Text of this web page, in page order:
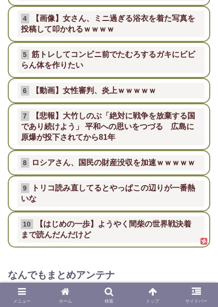
4
【画像】女さん、ミニ過ぎる浴衣を着た写真を
投稿して叩かれるｗｗｗｗ
5
筋トレしてコンビニ前でたむろするガキにビビ
らん体を作りたい
6 【動画】女性審判、炎上ｗｗｗｗｗ
7
【悲報】大竹しのぶ「絶対に戦争を放棄する国
であり続けよう」 平和への思いをつづる 広島に
原爆が投下されてから81年
8 ロシアさん、国民の財産没収を加速ｗｗｗｗｗ
9
トリコ読み直してるとやっぱこの辺りが一番熱
いな
10
【はじめの一歩】ようやく間柴の世界戦決着
まで読んだんだけど
なんでもまとめアンテナ
1
【悲報】広島広陵高校野球部の暴行フ❍ラチオ
メニュー ホーム 検索 トップ サイドバー